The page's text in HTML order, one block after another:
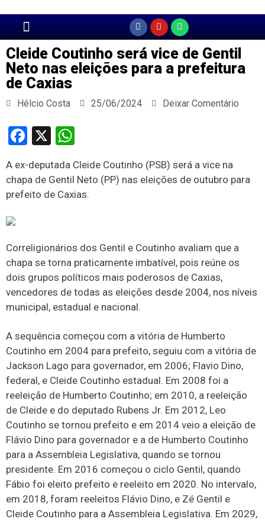
Cleide Coutinho será vice de Gentil
Neto nas eleições para a prefeitura
de Caxias
Hélcio Costa 25/06/2024 Deixar Comentário
Facebook
X
A ex-deputada Cleide Coutinho (PSB) será a vice na
chapa de Gentil Neto (PP) nas eleições de outubro para
prefeito de Caxias.
Correligionários dos Gentil e Coutinho avaliam que a
chapa se torna praticamente imbatível, pois reúne os
dois grupos políticos mais poderosos de Caxias,
vencedores de todas as eleições desde 2004, nos níveis
municipal, estadual e nacional.
A sequência começou com a vitória de Humberto
Coutinho em 2004 para prefeito, seguiu com a vitória de
Jackson Lago para governador, em 2006; Flavio Dino,
federal, e Cleide Coutinho estadual. Em 2008 foi a
reeleição de Humberto Coutinho; em 2010, a reeleição
de Cleide e do deputado Rubens Jr. Em 2012, Leo
Coutinho se tornou prefeito e em 2014 veio a eleição de
Flávio Dino para governador e a de Humberto Coutinho
para a Assembleia Legislativa, quando se tornou
presidente. Em 2016 começou o ciclo Gentil, quando
Fábio foi eleito prefeito e reeleito em 2020. No intervalo,
em 2018, foram reeleitos Flávio Dino, e Zé Gentil e
Cleide Coutinho para a Assembleia Legislativa. Em 2029,